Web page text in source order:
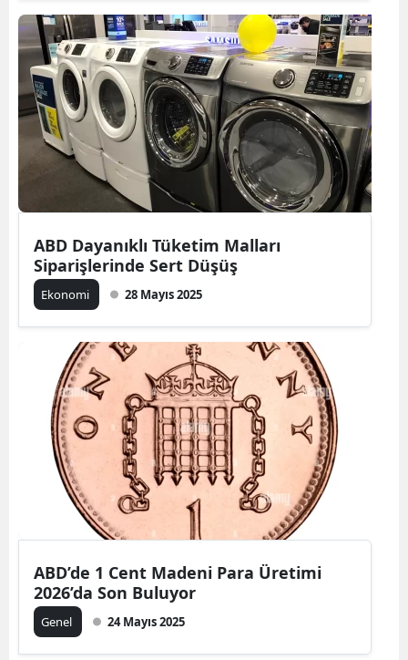
ABD Dayanıklı Tüketim Malları
Siparişlerinde Sert Düşüş
Ekonomi 28 Mayıs 2025
ABD’de 1 Cent Madeni Para Üretimi
2026’da Son Buluyor
Genel 24 Mayıs 2025